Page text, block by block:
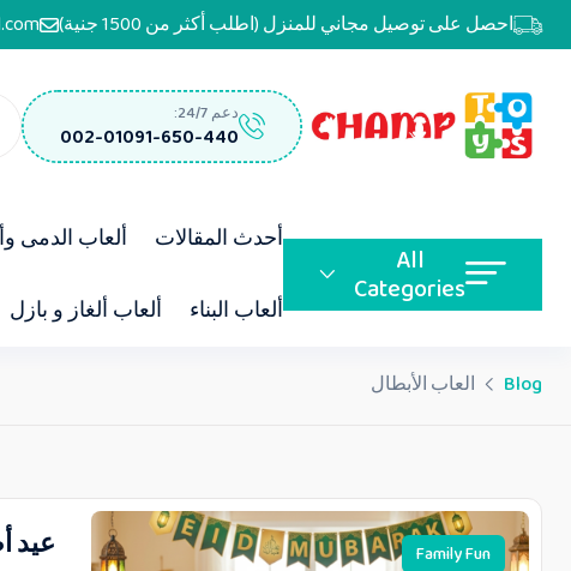
احصل على توصيل مجاني للمنزل (اطلب أكثر من 1500 جنية)
دعم 24/7:
002-01091-650-440
All
Categories
أحدث المقالات ألعاب الدمى
ألعاب البناء ألعاب ألغاز و بازل
Blog العاب الأبطال
Family Fun عيد